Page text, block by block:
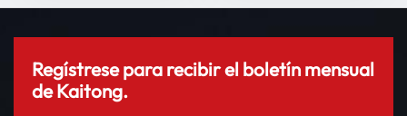
Regístrese para recibir el boletín mensual
de Kaitong.